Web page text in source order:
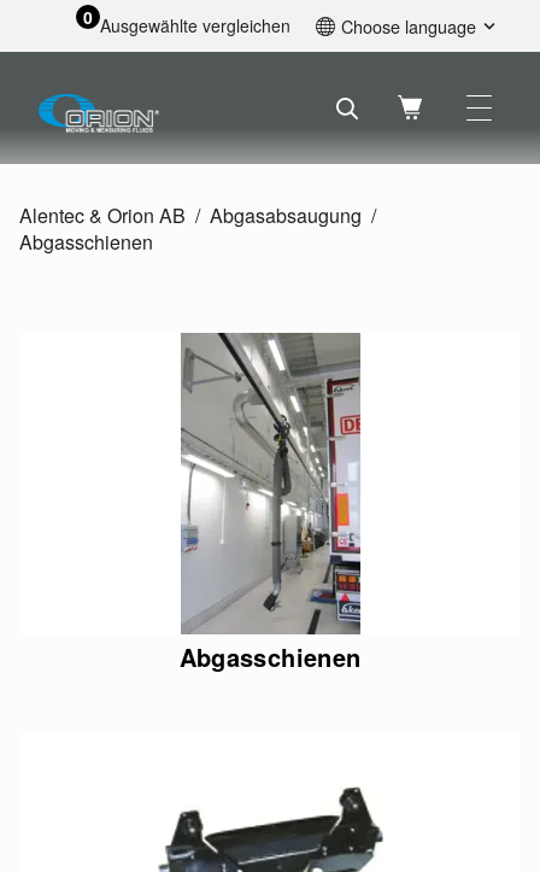
0 Ausgewählte vergleichen Choose language
Svenska
Nederlands
Deutsch
Alentec & Orion AB
Abgasabsaugung
Abgasschienen
Abgasschienen